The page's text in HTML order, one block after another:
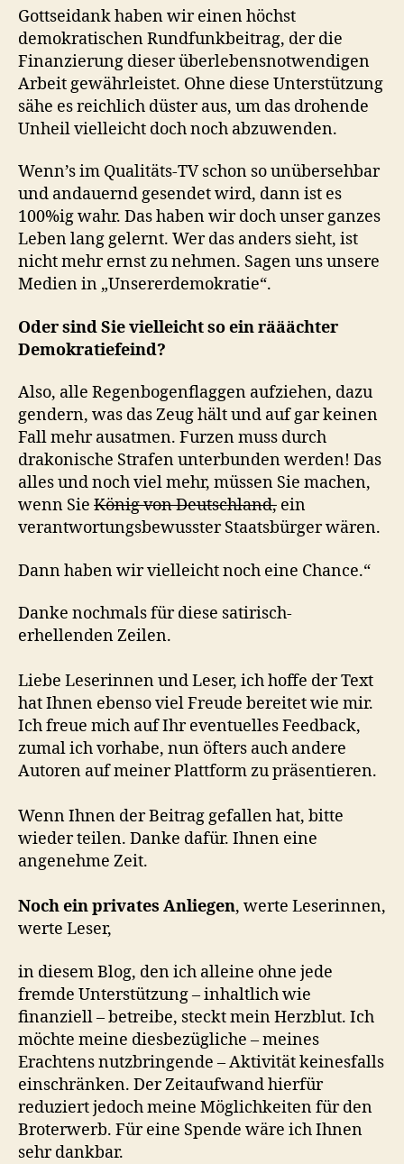
Gottseidank haben wir einen höchst
demokratischen Rundfunkbeitrag, der die
Finanzierung dieser überlebensnotwendigen
Arbeit gewährleistet. Ohne diese Unterstützung
sähe es reichlich düster aus, um das drohende
Unheil vielleicht doch noch abzuwenden.
Wenn’s im Qualitäts-TV schon so unübersehbar
und andauernd gesendet wird, dann ist es
100%ig wahr. Das haben wir doch unser ganzes
Leben lang gelernt. Wer das anders sieht, ist
nicht mehr ernst zu nehmen. Sagen uns unsere
Medien in „Unsererdemokratie“.
Oder sind Sie vielleicht so ein rääächter
Demokratiefeind?
Also, alle Regenbogenflaggen aufziehen, dazu
gendern, was das Zeug hält und auf gar keinen
Fall mehr ausatmen. Furzen muss durch
drakonische Strafen unterbunden werden! Das
alles und noch viel mehr, müssen Sie machen,
wenn Sie König von Deutschland, ein
verantwortungsbewusster Staatsbürger wären.
Dann haben wir vielleicht noch eine Chance.“
Danke nochmals für diese satirisch-
erhellenden Zeilen.
Liebe Leserinnen und Leser, ich hoffe der Text
hat Ihnen ebenso viel Freude bereitet wie mir.
Ich freue mich auf Ihr eventuelles Feedback,
zumal ich vorhabe, nun öfters auch andere
Autoren auf meiner Plattform zu präsentieren.
Wenn Ihnen der Beitrag gefallen hat, bitte
wieder teilen. Danke dafür. Ihnen eine
angenehme Zeit.
Noch ein privates Anliegen, werte Leserinnen,
werte Leser,
in diesem Blog, den ich alleine ohne jede
fremde Unterstützung – inhaltlich wie
finanziell – betreibe, steckt mein Herzblut. Ich
möchte meine diesbezügliche – meines
Erachtens nutzbringende – Aktivität keinesfalls
einschränken. Der Zeitaufwand hierfür
reduziert jedoch meine Möglichkeiten für den
Broterwerb. Für eine Spende wäre ich Ihnen
sehr dankbar.